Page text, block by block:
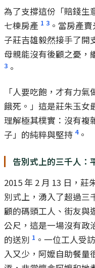
為了支撐這份「賠錢生
七棟房產 1 3 。當房產
子莊吉雄毅然接手了開
母親能沒有後顧之憂，
3 。
「人要吃飽，才有力
餓死。」這是莊朱玉女
理解極其樸實：沒有複
子」的純粹與堅持 4。
告別式上的三千人：
2015 年 2 月 13 日，莊
別式上，湧入了超過三
顧的碼頭工人、街友與
公尺，這是一場沒有政
的送別 1 。一位工人受
入又少，阿嬤自助餐量